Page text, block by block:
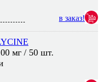
в заказ!
мг / 50 шт.